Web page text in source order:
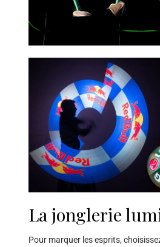
La jonglerie
Pour marquer les esprits,